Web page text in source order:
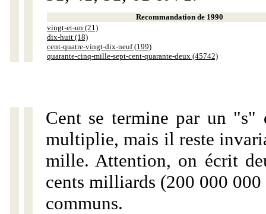
Recommandation de 1990
vingt-et-un (21)
dix-huit (18)
cent-quatre-vingt-dix-neuf (199)
quarante-cinq-mille-sept-cent-quarante-deux (45742)
Cent se termine par un "s"
multiplie, mais il reste
mille. Attention, on écrit
cents milliards (200 000
communs.